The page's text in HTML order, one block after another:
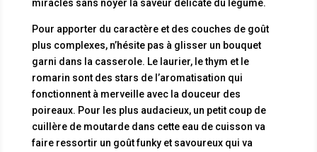
miracles sans noyer la saveur délicate du légume.
Pour apporter du caractère et des couches de goût
plus complexes, n’hésite pas à glisser un bouquet
garni dans la casserole. Le laurier, le thym et le
romarin sont des stars de l’aromatisation qui
fonctionnent à merveille avec la douceur des
poireaux. Pour les plus audacieux, un petit coup de
cuillère de moutarde dans cette eau de cuisson va
faire ressortir un goût funky et savoureux qui va